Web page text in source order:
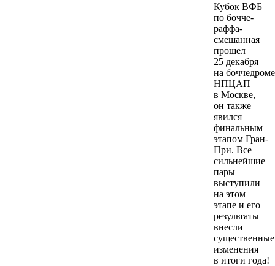
Кубок ВФБ
по бочче-
раффа-
смешанная
прошел
25 декабря
на боччедроме
НПЦАП
в Москве,
он также
явился
финальным
этапом Гран-
При. Все
сильнейшие
пары
выступили
на этом
этапе и его
результаты
внесли
существенные
изменения
в итоги года!